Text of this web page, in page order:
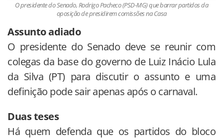
O presidente do Senado, Rodrigo Pacheco (PSD-MG) que barrar partidos da
oposição de presidirem comissões na Casa
Assunto adiado
O presidente do Senado deve se reunir com
colegas da base do governo de Luiz Inácio Lula
da Silva (PT) para discutir o assunto e uma
definição pode sair apenas após o carnaval.
Duas teses
Há quem defenda que os partidos do bloco